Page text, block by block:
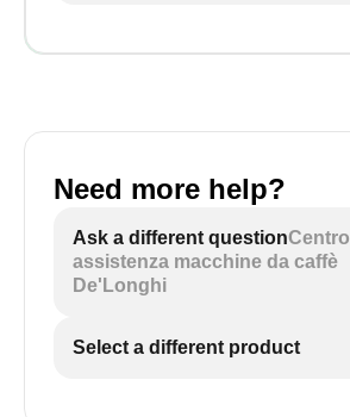
Need more help?
Ask a different questionCentro
assistenza macchine da caffè
De'Longhi
Select a different product